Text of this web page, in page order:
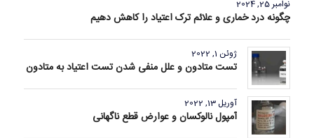
نوامبر 25, 2024
چگونه درد خماری و علائم ترک اعتیاد را کاهش دهیم
ژوئن 1, 2022
تست متادون و علل منفی شدن تست اعتیاد به متادون
آوریل 13, 2022
آمپول نالوکسان و عوارض قطع ناگهانی